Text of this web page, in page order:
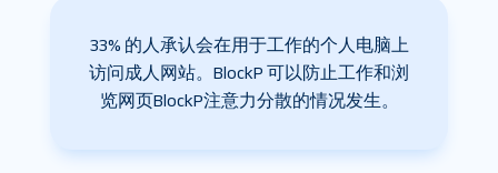
33% 的人承认会在用于工作的个人电脑上
访问成人网站。BlockP 可以防止工作和浏
览网页BlockP注意力分散的情况发生。